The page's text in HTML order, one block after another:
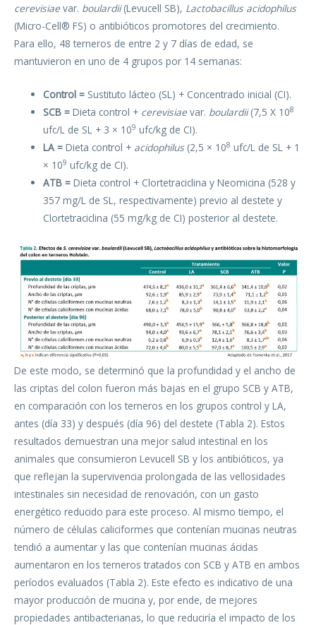
cerevisiae var. boulardii(Levucell SB), Lactobacillus acidophilus​​
(Micro-Cell® FS) o antibióticos promotores del crecimiento.
Para ello, 48 terneros de entre 2 y 7 días de edad, se
mantuvieron en uno de 4 grupos por 14 semanas:
Control = Sustituto lácteo (SL) + Concentrado inicial (CI).
SCB = Dieta control + cerevisiaevar. boulardii(7,5 X 108
ufc/L de SL + 3 × 109 ufc/kg de CI).
LA = Dieta control + acidophilus(2,5 × 108 ufc/L de SL + 1
× 109 ufc/kg de CI).
ATB = Dieta control + Clortetraciclina y Neomicina (528 y
357 mg/L de SL, respectivamente) previo al destete y
Clortetraciclina (55 mg/kg de CI) posterior al destete.
De este modo, se determinó que la profundidad y el ancho de
las criptas del colon fueron más bajas en el grupo SCB y ATB,
en comparación con los terneros en los grupos control y LA,
antes (día 33) y después (día 96) del destete (Tabla 2). Estos
resultados demuestran una mejor salud intestinal en los
animales que consumieron Levucell SB y los antibióticos, ya
que reflejan la supervivencia prolongada de las vellosidades
intestinales sin necesidad de renovación, con un gasto
energético reducido para este proceso. Al mismo tiempo, el
número de células caliciformes que contenían mucinas neutras
tendió a aumentar y las que contenían mucinas ácidas
aumentaron en los terneros tratados con SCB y ATB en ambos
períodos evaluados (Tabla 2). Este efecto es indicativo de una
mayor producción de mucina y, por ende, de mejores
propiedades antibacterianas, lo que reduciría el impacto de los